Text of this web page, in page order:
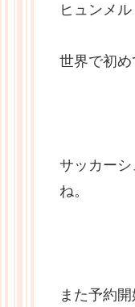
ヒュンメ
世界で初め
サッカー
ね。
また予約